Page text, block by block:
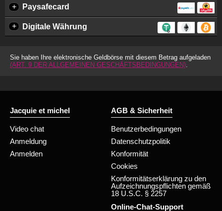
+ Paysafecard
+ Digitale Währung
Sie haben Ihre elektronische Geldbörse mit diesem Betrag aufgeladen
(ART. 9 DER ALLGEMEINEN GESCHÄFTSBEDINGUNGEN).
Jacquie et michel
Video chat
Anmeldung
Anmelden
AGB & Sicherheit
Benutzerbedingungen
Datenschutzpolitik
Konformität
Cookies
Konformitätserklärung zu den
Aufzeichnungspflichten gemäß
18 U.S.C. § 2257
Online-Chat-Support